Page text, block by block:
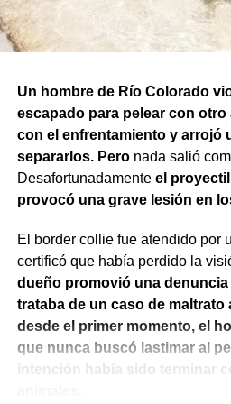
También se efectuaron trabajos
Avenida Viterbori y Lago
Gadano; y Gadano al 846,
accidentes.
Un hombre de Río Colorado
escapado para pelear con
con el enfrentamiento y arrojó
separarlos. Peronada salió
Desafortunadamente el
provocó una grave lesión en
El border collie fue atendido por
certificó que había perdido la
dueño promovió una
trataba de un caso de maltrato
desde el primer momento, el
que nunca buscó lastimar al
intención había sido terminar